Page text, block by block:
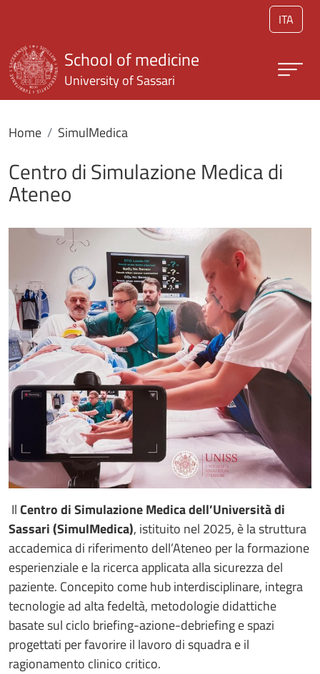
ITA
School of medicine
University of Sassari
Home SimulMedica
Centro di Simulazione Medica di
Ateneo
IlCentro di Simulazione Medica dell’Università di
Sassari (SimulMedica), istituito nel 2025, è la struttura
accademica di riferimento dell’Ateneo per la formazione
esperienziale e la ricerca applicata alla sicurezza del
paziente. Concepito come hub interdisciplinare, integra
tecnologie ad alta fedeltà, metodologie didattiche
basate sul ciclo briefing-azione-debriefing e spazi
progettati per favorire il lavoro di squadra e il
ragionamento clinico critico.